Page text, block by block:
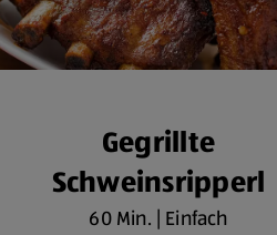
Gegrillte
Schweinsripperl
60 Min. | Einfach